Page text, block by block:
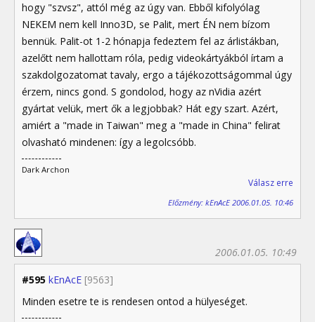
hogy "szvsz", attól még az úgy van. Ebből kifolyólag
NEKEM nem kell Inno3D, se Palit, mert ÉN nem bízom
bennük. Palit-ot 1-2 hónapja fedeztem fel az árlistákban,
azelőtt nem hallottam róla, pedig videokártyákból írtam a
szakdolgozatomat tavaly, ergo a tájékozottságommal úgy
érzem, nincs gond. S gondolod, hogy az nVidia azért
gyártat velük, mert ők a legjobbak? Hát egy szart. Azért,
amiért a "made in Taiwan" meg a "made in China" felirat
olvasható mindenen: így a legolcsóbb.
Dark Archon
Válasz erre
Előzmény: kEnAcE 2006.01.05. 10:46
#595 kEnAcE [9563]
2006.01.05. 10:49
Minden esetre te is rendesen ontod a hülyeséget.